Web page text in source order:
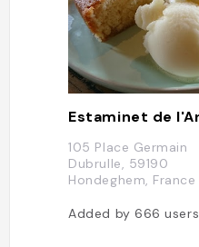
105 Place Germain
Dubrulle, 59190
Hondeghem, France
Added by666users